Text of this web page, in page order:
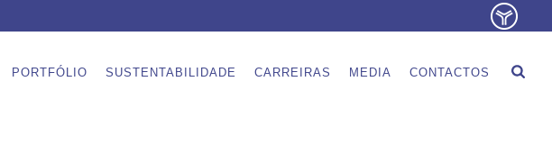
PORTFÓLIO SUSTENTABILIDADE CARREIRAS MEDIA CONTACTOS